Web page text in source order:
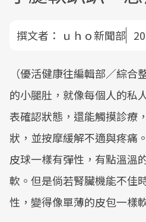
撰文者： ｕｈｏ新聞部
（優活健康往編輯部／綜
的小腿肚，就像每個人的私
表確認狀態，還能觸摸診療
狀，並按摩緩解不適與疼痛
皮球一樣有彈性，有點溫溫
軟。但是倘若腎臟機能不佳
性，變得像單薄的皮包一樣